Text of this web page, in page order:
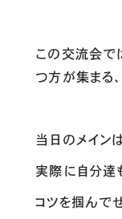
この交流会で
つ方が集まる
当日のメイン
実際に自分達
コツを掴んで